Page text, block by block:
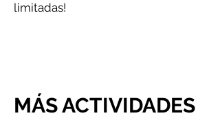
limitadas!
MÁS ACTIVIDADES